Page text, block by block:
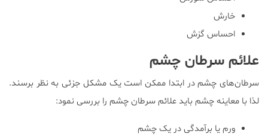
خارش
احساس گزش
علائم سرطان چشم
سرطان‌های چشم در ابتدا ممکن است یک مشکل جزئی به نظر برسند.
لذا با معاینه چشم باید علائم سرطان چشم را بررسی نمود:
ورم یا برآمدگی در یک چشم